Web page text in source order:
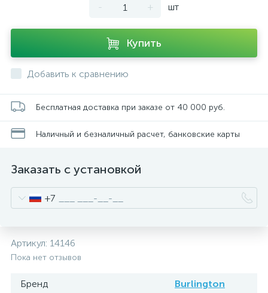
- + шт
Купить
Добавить к сравнению
Бесплатная доставка при заказе от 40 000 руб.
Наличный и безналичный расчет, банковские карты
Заказать с установкой
+7
Артикул: 14146
Пока нет отзывов
Бренд
Burlington